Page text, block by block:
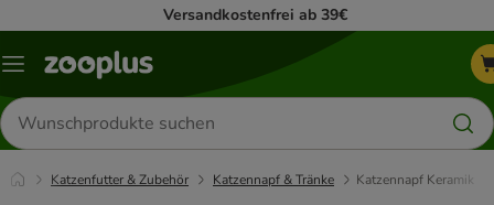
Versandkostenfrei ab 39€
Menü
Produkte
suchen
Katzenfutter & Zubehör Katzennapf & Tränke Katzennapf Keramik